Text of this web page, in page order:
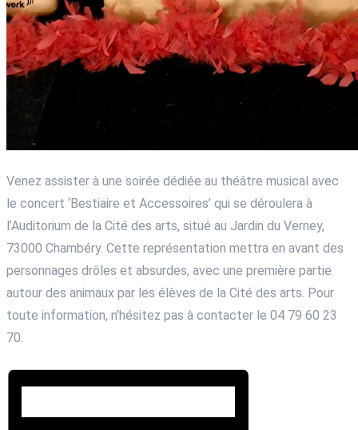
Venez assister à une soirée dédiée au théâtre musical avec
le concert ‘Bestiaire et Accessoires’ qui se déroulera à
l’Auditorium de la Cité des arts, situé au Jardin du Verney,
73000 Chambéry. Cette représentation mettra en avant des
personnages drôles et absurdes, avec une première partie
autour des animaux par les élèves de la Cité des arts. Pour
toute information, n’hésitez pas à contacter le 04 79 60 23
70.